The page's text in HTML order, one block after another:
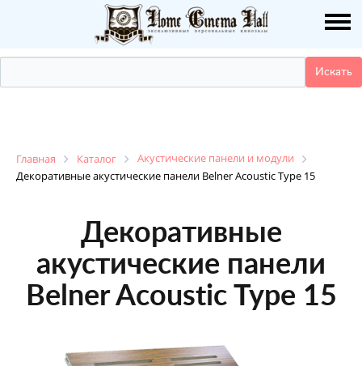
Главная Каталог
Акустические панели и модули
Декоративные акустические панели Belner Acoustic Type 15
О НАС
КАТАЛОГ
ДЕМО ЗАЛ
КОНТАКТЫ
Декоративные
акустические панели
Belner Acoustic Type 15